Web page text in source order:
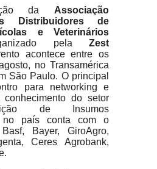
da Associação
Distribuidores de
e Veterinários
pelaZest
acontece entre os
no Transamérica
São Paulo. O principal
para networking e
do setor
de Insumos
no país conta com o
Bayer, GiroAgro,
Ceres Agrobank,